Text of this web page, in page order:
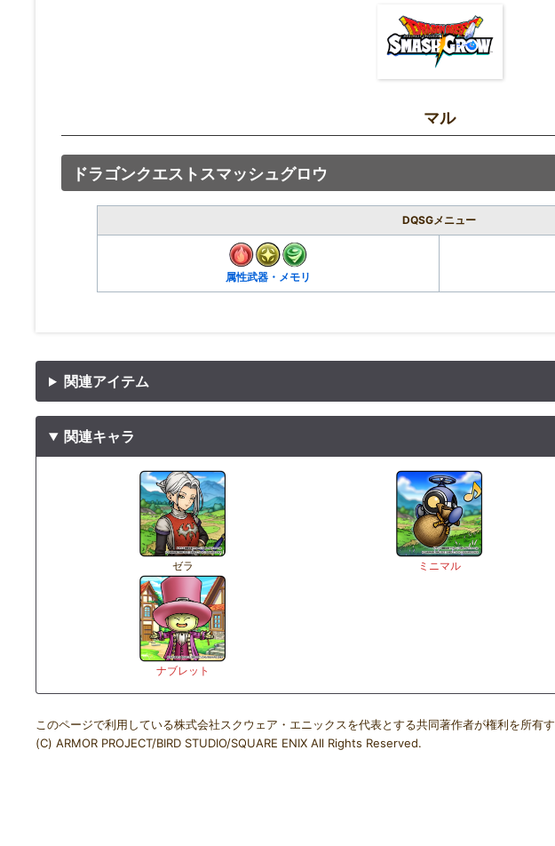
マル
ドラゴンクエストスマッシュグロウ
DQSGメニュー
属性武器・メモリ
関連アイテム
関連キャラ
ゼラ ミニマル
ナブレット
このページで利用している株式会社スクウェア・エニックスを代表とする共同著作者が権利を所有
(C) ARMOR PROJECT/BIRD STUDIO/SQUARE ENIX All Rights Reserved.